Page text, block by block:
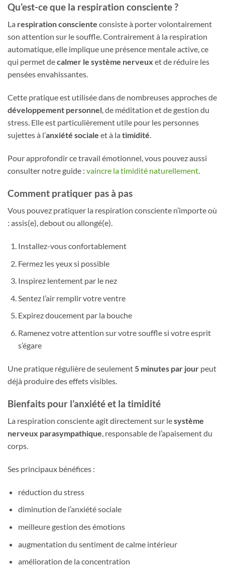
Qu’est-ce que la respiration consciente ?
La respiration consciente consiste à porter volontairement
son attention sur le souffle. Contrairement à la respiration
automatique, elle implique une présence mentale active, ce
qui permet decalmer le système nerveux et de réduire les
pensées envahissantes.
Cette pratique est utilisée dans de nombreuses approches de
développement personnel, de méditation et de gestion du
stress. Elle est particulièrement utile pour les personnes
sujettes à l’anxiété sociale et à la timidité.
Pour approfondir ce travail émotionnel, vous pouvez aussi
consulter notre guide : vaincre la timidité naturellement.
Comment pratiquer pas à pas
Vous pouvez pratiquer la respiration consciente n’importe où
: assis(e), debout ou allongé(e).
Installez-vous confortablement
Fermez les yeux si possible
Inspirez lentement par le nez
Sentez l’air remplir votre ventre
Expirez doucement par la bouche
Ramenez votre attention sur votre souffle si votre esprit
s’égare
Une pratique régulière de seulement 5 minutes par jour peut
déjà produire des effets visibles.
Bienfaits pour l’anxiété et la timidité
La respiration consciente agit directement sur lesystème
nerveux parasympathique, responsable de l’apaisement du
corps.
Ses principaux bénéfices :
réduction du stress
diminution de l’anxiété sociale
meilleure gestion des émotions
augmentation du sentiment de calme intérieur
amélioration de la concentration